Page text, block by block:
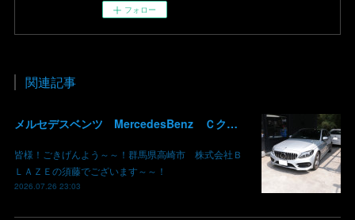
フォロー
関連記事
メルセデスベンツ MercedesBenz Ｃクラス バッテリー サブバッテリー 交換 パナメリカーナグリル化 コマンドシステム SSD化 群馬 高崎
皆様！ごきげんよう～～！群馬県高崎市 株式会社Ｂ
ＬＡＺＥの須藤でございます～～！
2026.07.26 23:03